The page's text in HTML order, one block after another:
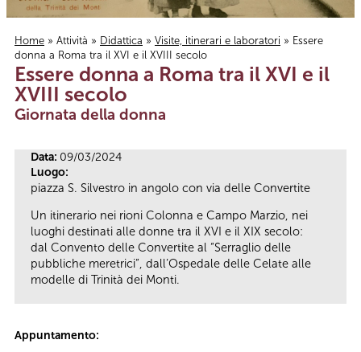
Tu sei qui
Home » Attività » Didattica » Visite, itinerari e laboratori » Essere
donna a Roma tra il XVI e il XVIII secolo
Essere donna a Roma tra il XVI e il
XVIII secolo
Giornata della donna
Data: 09/03/2024
Luogo:
piazza S. Silvestro in angolo con via delle Convertite
Un itinerario nei rioni Colonna e Campo Marzio, nei
luoghi destinati alle donne tra il XVI e il XIX secolo:
dal Convento delle Convertite al “Serraglio delle
pubbliche meretrici”, dall’Ospedale delle Celate alle
modelle di Trinità dei Monti.
Appuntamento: